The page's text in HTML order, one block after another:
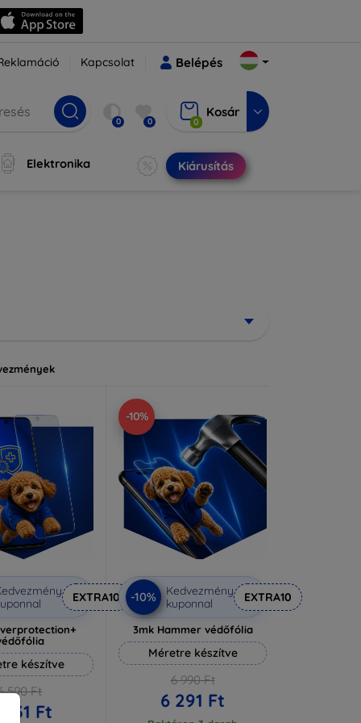
Kapcsolat Belépés
0 0 0
Kosár
Elektronika Kiárusítás
EXTRA10
készítve
590 Ft
931 Ft
-10%
-10%
Kedvezmény
kuponnal
EXTRA10
3mk Hammer védőfólia
Méretre készítve
6 990 Ft
6 291 Ft